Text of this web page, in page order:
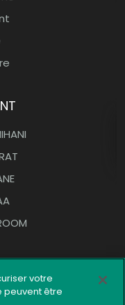
votre
peuvent être